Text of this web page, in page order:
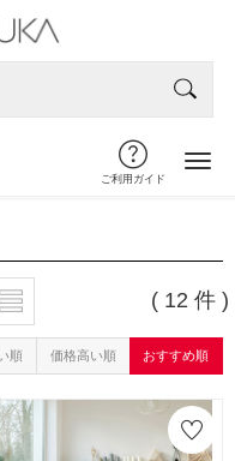
ご利用ガイド
( 12 件 )
順 価格高い順 おすすめ順